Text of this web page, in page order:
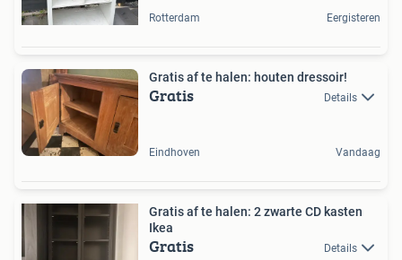
Rotterdam Eergisteren
Gratis af te halen: houten dressoir!
Gratis Details
Eindhoven Vandaag
Gratis af te halen: 2 zwarte CD kasten
Ikea
Gratis Details